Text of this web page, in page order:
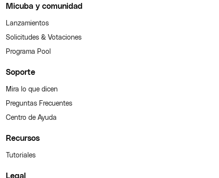
Micuba y comunidad
Lanzamientos
Solicitudes & Votaciones
Programa Pool
Soporte
Mira lo que dicen
Preguntas Frecuentes
Centro de Ayuda
Recursos
Tutoriales
Legal